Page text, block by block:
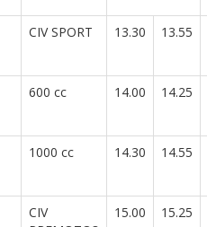
CIV SPORT 13.30 13.55
600 cc 14.00 14.25
1000 cc 14.30 14.55
CIV
15.00 15.25